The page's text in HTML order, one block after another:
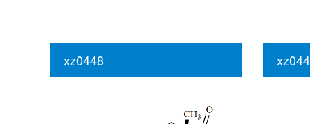
xz0448